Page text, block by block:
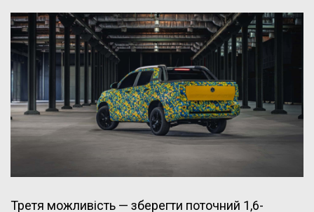
Третя можливість — зберегти поточний 1,6-